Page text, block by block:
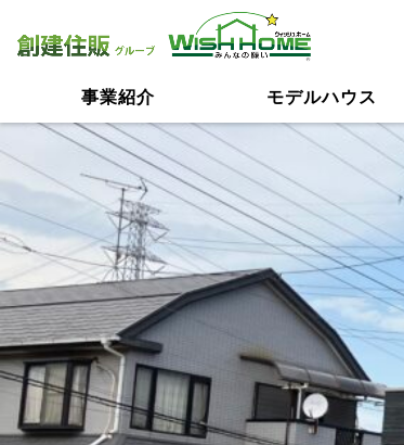
事業紹介 モデルハウス